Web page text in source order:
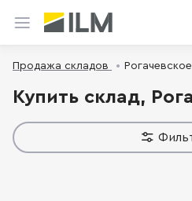
Продажа складов
Купить склад,